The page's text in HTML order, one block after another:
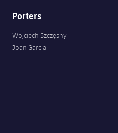
Porters
Wojciech Szczęsny
Joan Garcia